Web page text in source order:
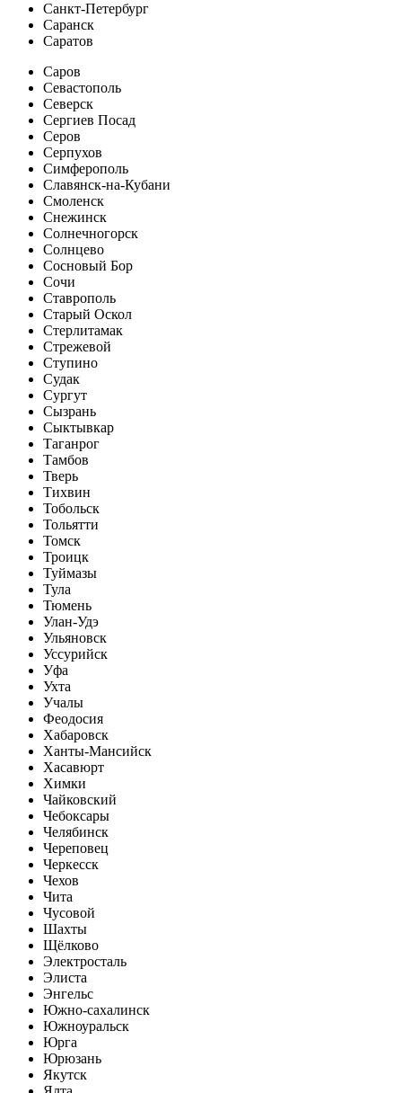
Санкт-Петербург
Саранск
Саратов
Саров
Севастополь
Северск
Сергиев Посад
Серов
Серпухов
Симферополь
Славянск-на-Кубани
Смоленск
Снежинск
Солнечногорск
Солнцево
Сосновый Бор
Сочи
Ставрополь
Старый Оскол
Стерлитамак
Стрежевой
Ступино
Судак
Сургут
Сызрань
Сыктывкар
Таганрог
Тамбов
Тверь
Тихвин
Тобольск
Тольятти
Томск
Троицк
Туймазы
Тула
Тюмень
Улан-Удэ
Ульяновск
Уссурийск
Уфа
Ухта
Учалы
Феодосия
Хабаровск
Ханты-Мансийск
Хасавюрт
Химки
Чайковский
Чебоксары
Челябинск
Череповец
Черкесск
Чехов
Чита
Чусовой
Шахты
Щёлково
Электросталь
Элиста
Энгельс
Южно-сахалинск
Южноуральск
Юрга
Юрюзань
Якутск